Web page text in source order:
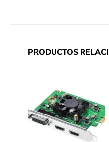
PRODUCTOS